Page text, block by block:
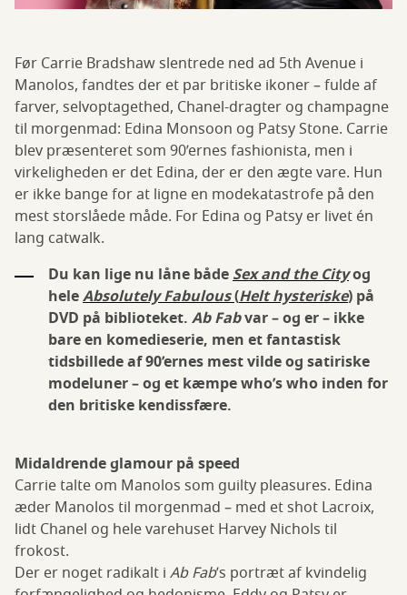
Før Carrie Bradshaw slentrede ned ad 5th Avenue i
Manolos, fandtes der et par britiske ikoner – fulde af
farver, selvoptagethed, Chanel-dragter og champagne
til morgenmad: Edina Monsoon og Patsy Stone. Carrie
blev præsenteret som 90’ernes fashionista, men i
virkeligheden er det Edina, der er den ægte vare. Hun
er ikke bange for at ligne en modekatastrofe på den
mest storslåede måde. For Edina og Patsy er livet én
lang catwalk.
Du kan lige nu låne bådeSex and the Cityog
heleAbsolutely Fabulous(Helt hysteriske) på
DVD på biblioteket. Ab Fabvar – og er – ikke
bare en komedieserie, men et fantastisk
tidsbillede af 90’ernes mest vilde og satiriske
modeluner – og et kæmpe who’s who inden for
den britiske kendissfære.
Midaldrende glamour på speed
Carrie talte om Manolos som guilty pleasures. Edina
æder Manolos til morgenmad – med et shot Lacroix,
lidt Chanel og hele varehuset Harvey Nichols til
frokost.
Der er noget radikalt i Ab Fab’s portræt af kvindelig